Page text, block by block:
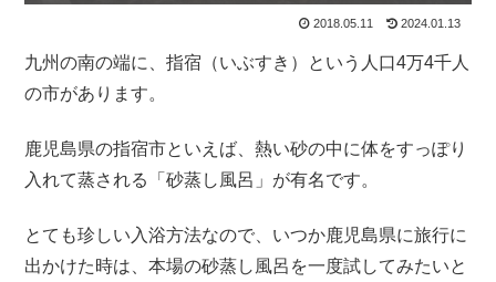
2018.05.11 2024.01.13
九州の南の端に、指宿（いぶすき）という人口4万4千人
の市があります。
鹿児島県の指宿市といえば、熱い砂の中に体をすっぽり
入れて蒸される「砂蒸し風呂」が有名です。
とても珍しい入浴方法なので、いつか鹿児島県に旅行に
出かけた時は、本場の砂蒸し風呂を一度試してみたいと